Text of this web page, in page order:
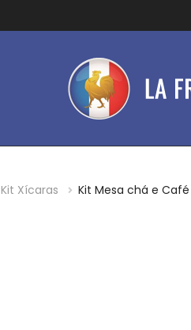
Kit Xícaras Kit Mesa chá e Café